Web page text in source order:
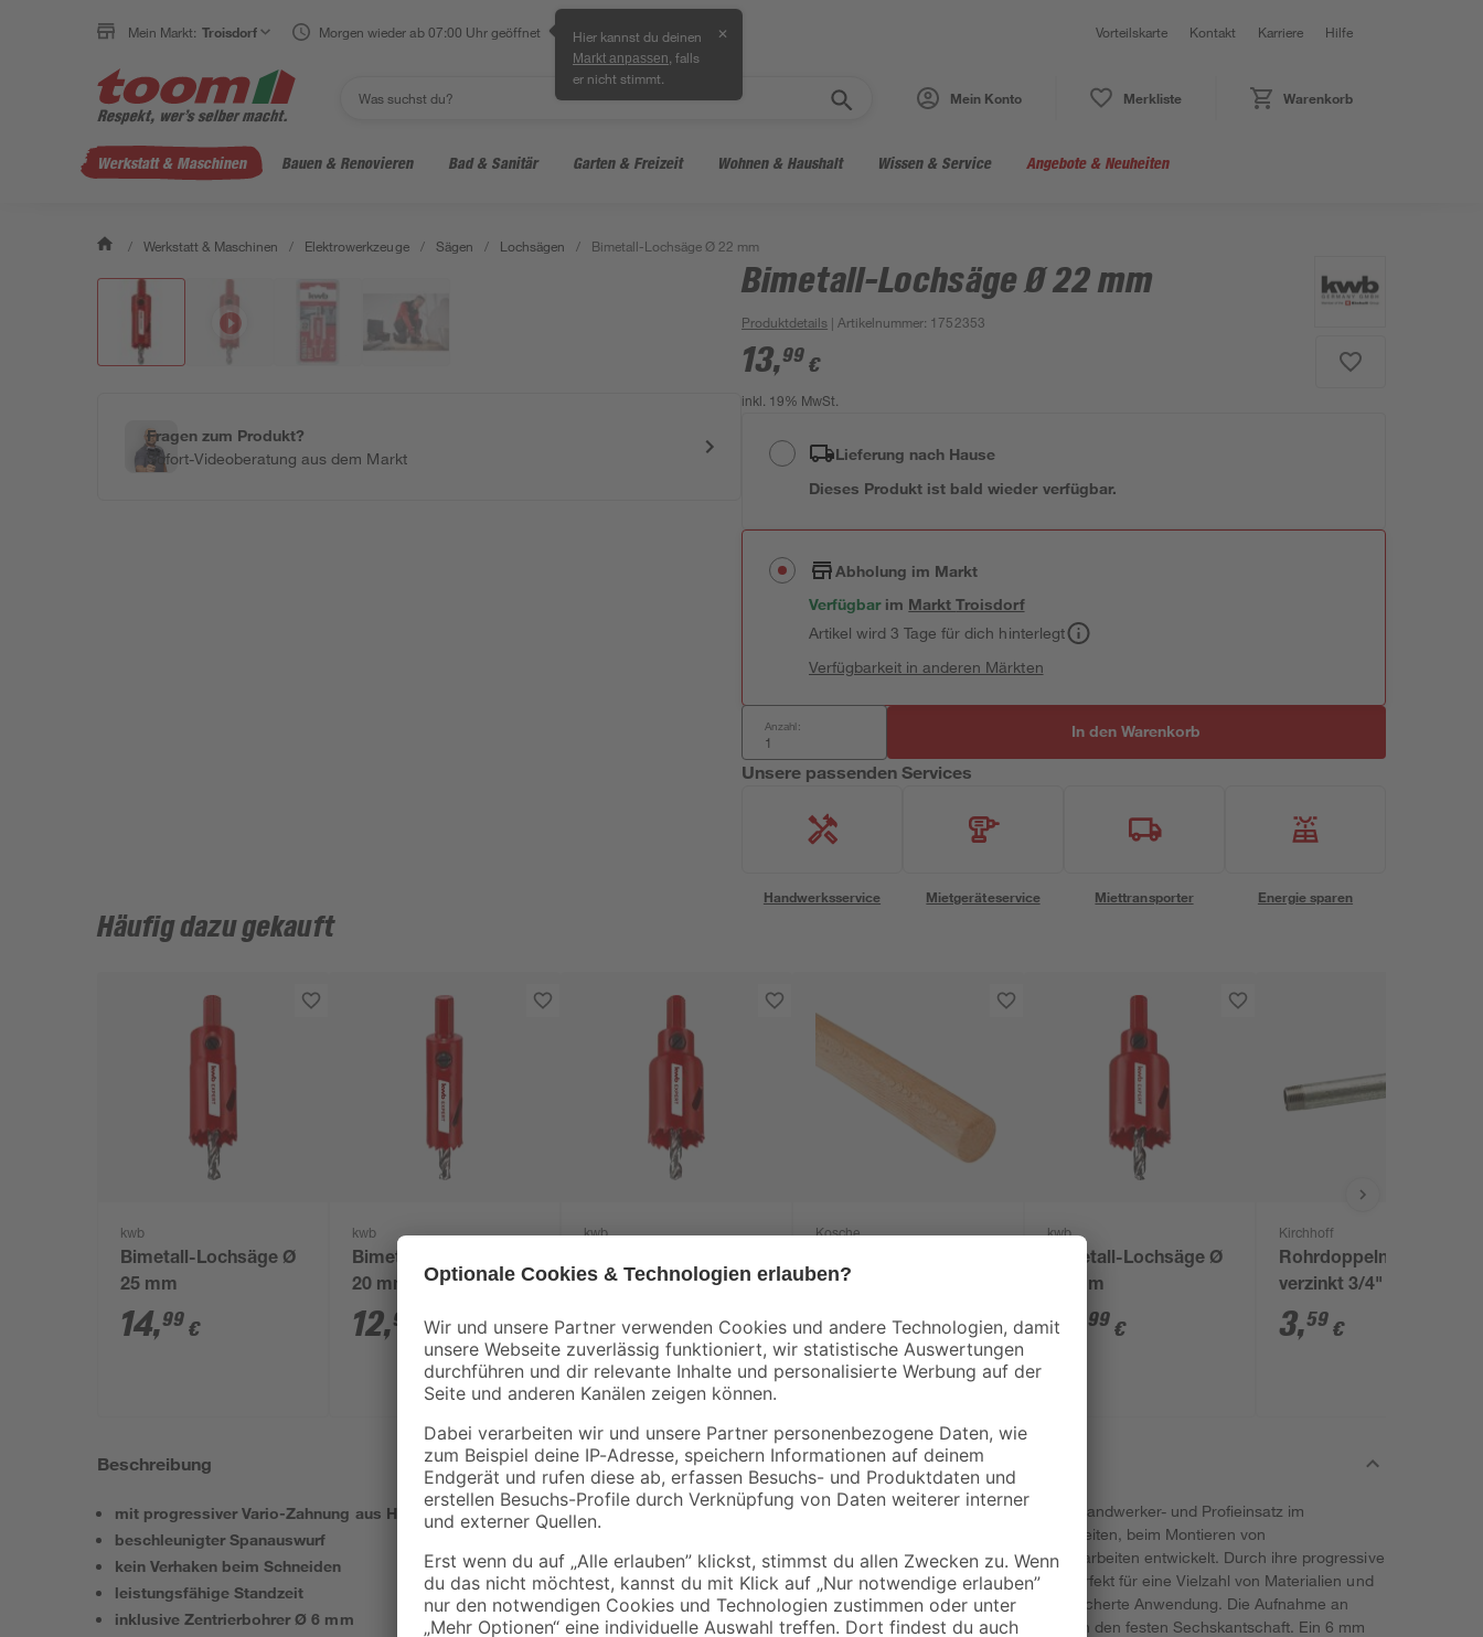
Mein Markt: Troisdorf Morgen wieder ab 07:00 Uhr geöffnet Hier kannst du deinen
Markt anpassen , falls
er nicht stimmt.
✕ Vorteilskarte Kontakt Karriere Hilfe
Mein Konto Merkliste Warenkorb
Werkstatt & Maschinen Bauen & Renovieren Bad & Sanitär Garten & Freizeit Wohnen & Haushalt Wissen & Service Angebote & Neuheiten
/ Werkstatt & Maschinen / Elektrowerkzeuge / Sägen / Lochsägen / Bimetall-Lochsäge Ø 22 mm
Fragen zum Produkt?
Sofort-Videoberatung aus dem Markt
Bimetall-Lochsäge Ø 22 mm
Produktdetails | Artikelnummer: 1752353
13,99 €
inkl. 19% MwSt.
Lieferung nach Hause
Dieses Produkt ist bald wieder verfügbar.
Abholung im Markt
Verfügbar im MarktTroisdorf
Artikel wird 3 Tage für dich hinterlegt
Verfügbarkeit in anderen Märkten
Anzahl: In den Warenkorb
Unsere passenden Services
Handwerksservice Mietgeräteservice Miettransporter Energie sparen
Häufig dazu gekauft
kwb
Bimetall-Lochsäge Ø
25 mm
14,99 €
kwb
Bimetall-Lochsäge Ø
20 mm
12,99 €
kwb
29 mm
15,99€
Kosche
glatt Ø 22 x 1000 mm
5,99 €
5,99 € / Meter
kwb
Bimetall-Lochsäge Ø
32 mm
16 99 €
Kirchhoff
Rohrdoppelnippel
verzinkt 3/4" x 18 cm
3,59 €
Beschreibung
mit progressiver Vario-Zahnung aus HSS-Stahl
beschleunigter Spanauswurf
kein Verhaken beim Schneiden
leistungsfähige Standzeit
inklusive Zentrierbohrer Ø 6 mm
Die Bimetall-Lochsäge von kwb wurde für den Handwerker- und Profieinsatz im
Innenausbau, bei Elektriker- und Installationsarbeiten, beim Montieren von
Küchenarbeitsplatten sowie bei sämtlichen Holzarbeiten entwickelt. Durch ihre progressive
Vario-Zahnung aus HSS-Stahl eignet sie sich perfekt für eine Vielzahl von Materialien und
die 38 mm Schnitttiefe reichen für eine breitgefächerte Anwendung. Die Aufnahme an
Bohrmaschine oder Akkuschrauber erfolgt durch den festen Sechskantschaft. Ein 6 mm